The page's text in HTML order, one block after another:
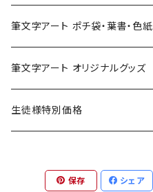
筆文字アート ポチ袋・葉書・色紙
筆文字アート オリジナルグッズ
生徒様特別価格
保存 シェア